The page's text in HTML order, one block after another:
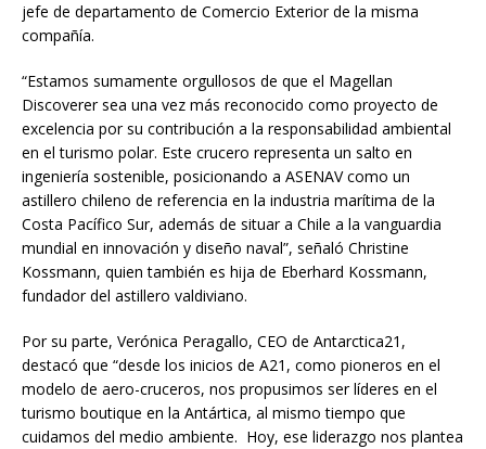
jefe de departamento de Comercio Exterior de la misma
compañía.
“Estamos sumamente orgullosos de que el Magellan
Discoverer sea una vez más reconocido como proyecto de
excelencia por su contribución a la responsabilidad ambiental
en el turismo polar. Este crucero representa un salto en
ingeniería sostenible, posicionando a ASENAV como un
astillero chileno de referencia en la industria marítima de la
Costa Pacífico Sur, además de situar a Chile a la vanguardia
mundial en innovación y diseño naval”, señaló Christine
Kossmann, quien también es hija de Eberhard Kossmann,
fundador del astillero valdiviano.
Por su parte, Verónica Peragallo, CEO de Antarctica21,
destacó que “desde los inicios de A21, como pioneros en el
modelo de aero-cruceros, nos propusimos ser líderes en el
turismo boutique en la Antártica, al mismo tiempo que
cuidamos del medio ambiente. Hoy, ese liderazgo nos plantea